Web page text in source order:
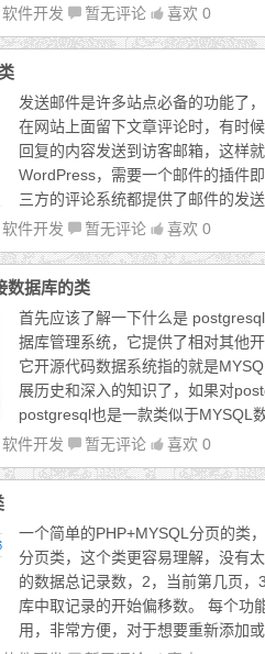
软件开发 暂无评论 喜欢 0
发送邮件是许多站点必备的功能了
在网站上面留下文章评论时，有时
回复的内容发送到访客邮箱，这样
WordPress，需要一个邮件的插件
三方的评论系统都提供了邮件的发
软件开发 暂无评论 喜欢 0
数据库的类
首先应该了解一下什么是
据库管理系统，它提供了相对其他
它开源代码数据系统指的就是
展历史和深入的知识了，如果对
postgresql也是一款类似于MYSQL
软件开发 暂无评论 喜欢 0
一个简单的PHP+MYSQL分页的类
分页类，这个类更容易理解，没有
的数据总记录数，2，当前第几页
库中取记录的开始偏移数。 每个功
用，非常方便，对于想要重新添加